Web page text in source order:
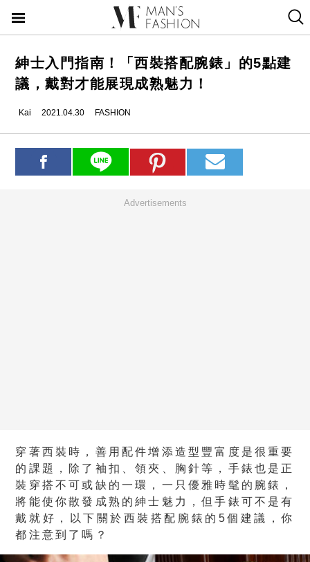
紳士入門指南！「西裝搭配腕錶」的5點建
議，戴對才能展現成熟魅力！
Kai 2021.04.30 FASHION
Advertisements
穿著西裝時，善用配件增添造型豐富度是很重要
的課題，除了袖扣、領夾、胸針等，手錶也是正
裝穿搭不可或缺的一環，一只優雅時髦的腕錶，
將能使你散發成熟的紳士魅力，但手錶可不是有
戴就好，以下關於西裝搭配腕錶的5個建議，你
都注意到了嗎？